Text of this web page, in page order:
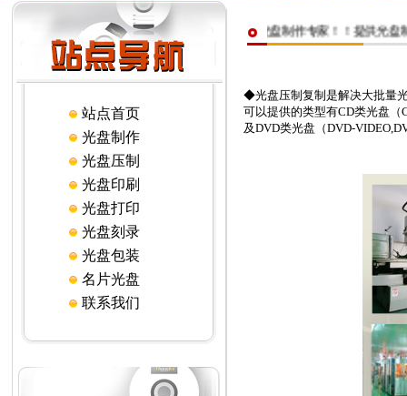
站点首页
光盘制作
光盘压制
光盘印刷
光盘打印
光盘刻录
光盘包装
名片光盘
联系我们
下先！上海汉盾文化传播有限公司——你的光盘制作专家！！提供光盘制作
◆光盘压制复制是解决大批量
可以提供的类型有CD类光盘（
及DVD类光盘（DVD-